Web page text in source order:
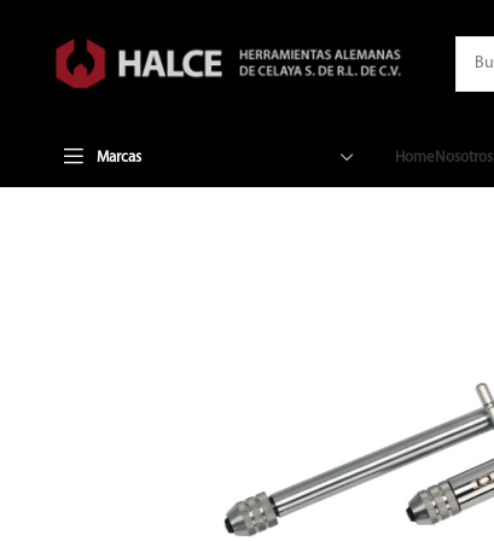
Marcas Home Nosotros